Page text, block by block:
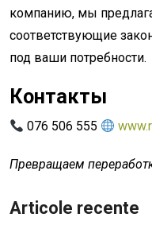
компанию, мы
соответствующие
под ваши потребности.
Контакты
076 506 555
Превращаем
Articole recente